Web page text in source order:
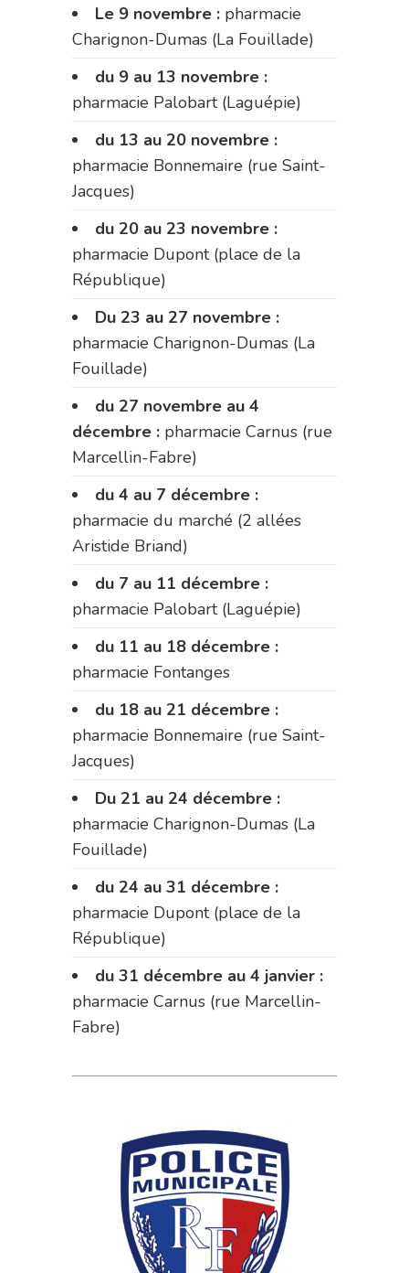
Le 9 novembre : pharmacie
Charignon-Dumas (La Fouillade)
du 9 au 13 novembre :
pharmacie Palobart (Laguépie)
du 13 au 20 novembre :
pharmacie Bonnemaire (rue Saint-
Jacques)
du 20 au 23 novembre :
pharmacie Dupont (place de la
République)
Du 23 au 27 novembre :
pharmacie Charignon-Dumas (La
Fouillade)
du 27 novembre au 4
décembre : pharmacie Carnus (rue
Marcellin-Fabre)
du 4 au 7 décembre :
pharmacie du marché (2 allées
Aristide Briand)
du 7 au 11 décembre :
pharmacie Palobart (Laguépie)
du 11 au 18 décembre :
pharmacie Fontanges
du 18 au 21 décembre :
pharmacie Bonnemaire (rue Saint-
Jacques)
Du 21 au 24 décembre :
pharmacie Charignon-Dumas (La
Fouillade)
du 24 au 31 décembre :
pharmacie Dupont (place de la
République)
du 31 décembre au 4 janvier :
pharmacie Carnus (rue Marcellin-
Fabre)